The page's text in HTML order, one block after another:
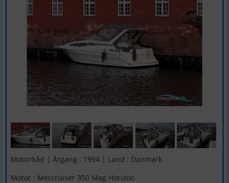
Motorbåd | Årgang : 1994 | Land : Danmark
Motor : Mercruiser 350 Mag Horizon